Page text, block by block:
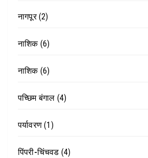
नागपूर(2)
नाशिक(6)
नाशिक(6)
पच्छिम बंगाल (4)
पर्यावरण (1)
पिंपरी-चिंचवड (4)